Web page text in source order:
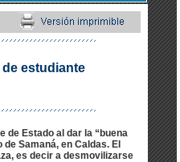
estudiante
de Estado al dar la “buena
Samaná, en Caldas. El
es decir a desmovilizarse